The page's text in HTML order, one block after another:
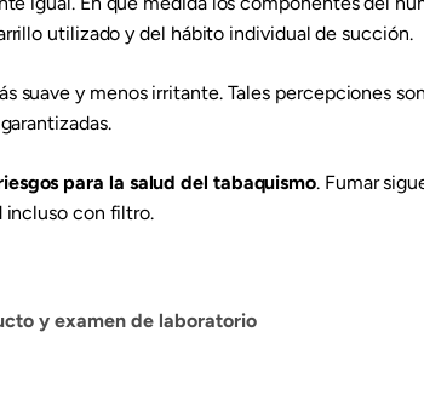
utilizado y del hábito individual de succión.
y menos irritante. Tales percepciones
garantizadas.
para la salud del tabaquismo. Fumar
incluso con filtro.
y examen de laboratorio